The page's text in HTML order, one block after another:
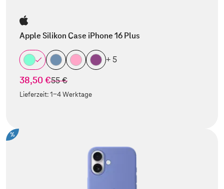
Apple Silikon Case iPhone 16 Plus
+ 5
38,50 €statt
55 €
Lieferzeit:1-4 Werktage
%